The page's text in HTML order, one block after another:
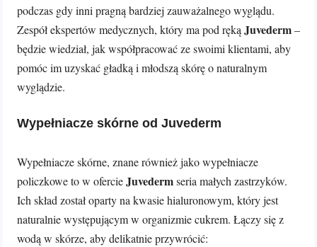
podczas gdy inni pragną bardziej zauważalnego wyglądu.
Zespół ekspertów medycznych, który ma pod rękąJuvederm–
będzie wiedział, jak współpracować ze swoimi klientami, aby
pomóc im uzyskać gładką i młodszą skórę o naturalnym
wyglądzie.
Wypełniacze skórne od Juvederm
Wypełniacze skórne, znane również jako wypełniacze
policzkowe to w ofercieJuvedermseria małych zastrzyków.
Ich skład został oparty na kwasie hialuronowym, który jest
naturalnie występującym w organizmie cukrem. Łączy się z
wodą w skórze, aby delikatnie przywrócić: